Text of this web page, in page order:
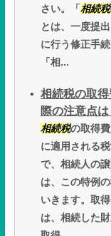
さい。「 相続税
とは、一度提
に行う修正手
「相...
相続税の取
際の注意点は
相続税の取得
に適用される
で、相続人の
は、この特例
いきます。取
は、相続した